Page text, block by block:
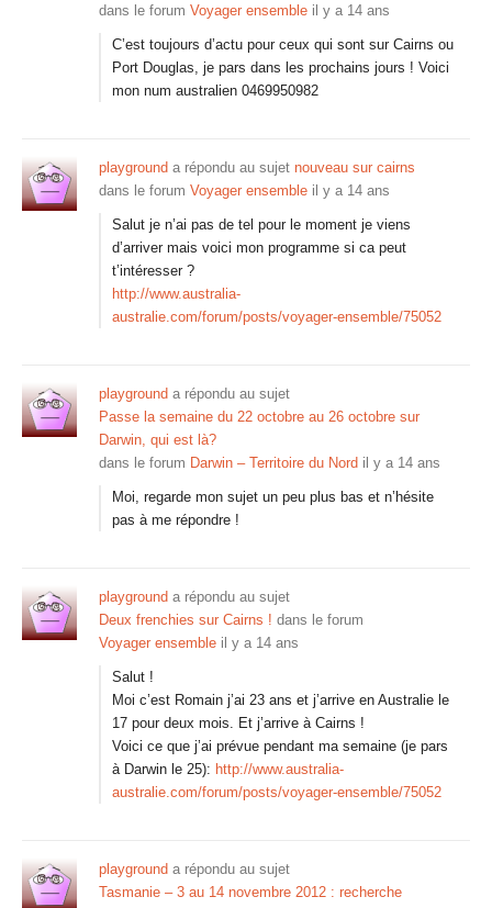
dans le forum Voyager ensemble il y a 14 ans
C’est toujours d’actu pour ceux qui sont sur Cairns ou
Port Douglas, je pars dans les prochains jours ! Voici
mon num australien 0469950982
playground a répondu au sujet nouveau sur cairns
dans le forum Voyager ensemble il y a 14 ans
Salut je n’ai pas de tel pour le moment je viens
d’arriver mais voici mon programme si ca peut
t’intéresser ?
http://www.australia-
australie.com/forum/posts/voyager-ensemble/75052
playground a répondu au sujet
Passe la semaine du 22 octobre au 26 octobre sur
Darwin, qui est là?
dans le forum Darwin – Territoire du Nord il y a 14 ans
Moi, regarde mon sujet un peu plus bas et n’hésite
pas à me répondre !
playground a répondu au sujet
Deux frenchies sur Cairns ! dans le forum
Voyager ensemble il y a 14 ans
Salut !
Moi c’est Romain j’ai 23 ans et j’arrive en Australie le
17 pour deux mois. Et j’arrive à Cairns !
Voici ce que j’ai prévue pendant ma semaine (je pars
à Darwin le 25): http://www.australia-
australie.com/forum/posts/voyager-ensemble/75052
playground a répondu au sujet
Tasmanie – 3 au 14 novembre 2012 : recherche